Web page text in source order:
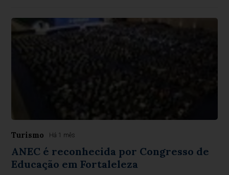
Turismo Há 1 mês
ANEC é reconhecida por Congresso de
Educação em Fortaleleza